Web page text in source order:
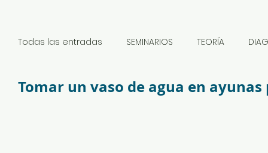
Todas las entradas SEMINARIOS TEORÍA
NOTICIAS
Tomar un vaso de agua en